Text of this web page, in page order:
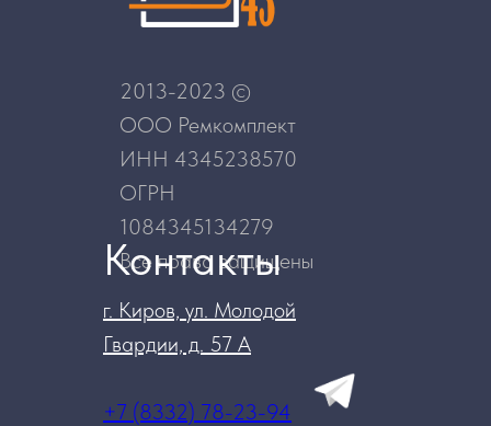
2013-2023 ©
ООО Ремкомплект
ИНН 4345238570
ОГРН
1084345134279
Все права защищены
Контакты
г. Киров, ул. Молодой
Гвардии, д. 57 А
+7 (8332) 78-23-94